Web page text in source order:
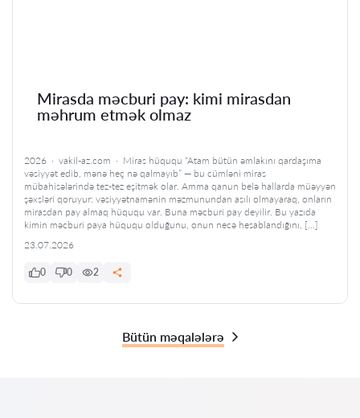
Mirasda məcburi pay: kimi mirasdan
məhrum etmək olmaz
2026 · vakil-az.com · Miras hüququ “Atam bütün əmlakını qardaşıma
vəsiyyət edib, mənə heç nə qalmayıb” — bu cümləni miras
mübahisələrində tez-tez eşitmək olar. Amma qanun belə hallarda müəyyən
şəxsləri qoruyur: vəsiyyətnamənin məzmunundan asılı olmayaraq, onların
mirasdan pay almaq hüququ var. Buna məcburi pay deyilir. Bu yazıda
kimin məcburi paya hüququ olduğunu, onun necə hesablandığını, […]
23.07.2026
0 0 2
Bütün məqalələrə